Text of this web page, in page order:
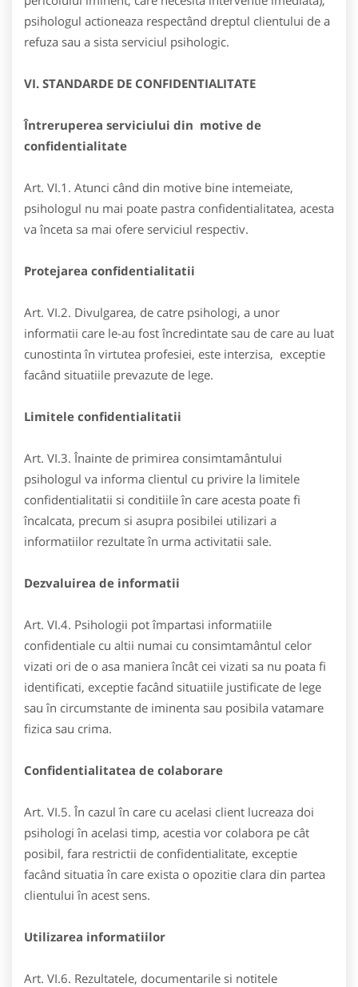
psihologul actioneaza respectând dreptul clientului de a
refuza sau a sista serviciul psihologic.
VI. STANDARDE DE CONFIDENTIALITATE
Întreruperea serviciului din motive de
confidentialitate
Art. VI.1. Atunci când din motive bine intemeiate,
psihologul nu mai poate pastra confidentialitatea, acesta
va înceta sa mai ofere serviciul respectiv.
Protejarea confidentialitatii
Art. VI.2. Divulgarea, de catre psihologi, a unor
informatii care le-au fost încredintate sau de care au luat
cunostinta în virtutea profesiei, este interzisa, exceptie
facând situatiile prevazute de lege.
Limitele confidentialitatii
Art. VI.3. Înainte de primirea consimtamântului
psihologul va informa clientul cu privire la limitele
confidentialitatii si conditiile în care acesta poate fi
încalcata, precum si asupra posibilei utilizari a
informatiilor rezultate în urma activitatii sale.
Dezvaluirea de informatii
Art. VI.4. Psihologii pot împartasi informatiile
confidentiale cu altii numai cu consimtamântul celor
vizati ori de o asa maniera încât cei vizati sa nu poata fi
identificati, exceptie facând situatiile justificate de lege
sau în circumstante de iminenta sau posibila vatamare
fizica sau crima.
Confidentialitatea de colaborare
Art. VI.5. În cazul în care cu acelasi client lucreaza doi
psihologi în acelasi timp, acestia vor colabora pe cât
posibil, fara restrictii de confidentialitate, exceptie
facând situatia în care exista o opozitie clara din partea
clientului în acest sens.
Utilizarea informatiilor
Art. VI.6. Rezultatele, documentarile si notitele